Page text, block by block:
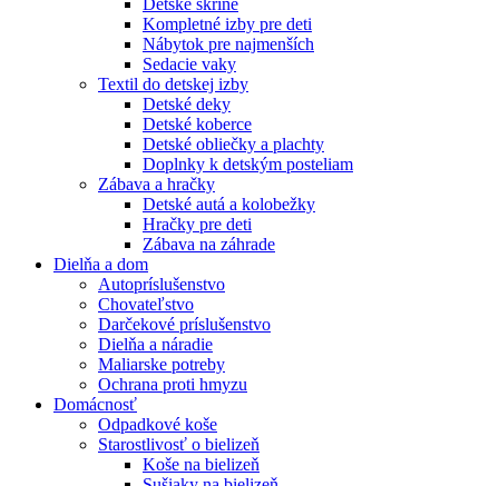
Kompletné izby pre deti
Nábytok pre najmenších
Sedacie vaky
Textil do detskej izby
Detské deky
Detské koberce
Detské obliečky a plachty
Doplnky k detským posteliam
Zábava a hračky
Detské autá a kolobežky
Hračky pre deti
Zábava na záhrade
Dielňa a dom
Autopríslušenstvo
Chovateľstvo
Darčekové príslušenstvo
Dielňa a náradie
Maliarske potreby
Ochrana proti hmyzu
Domácnosť
Odpadkové koše
Starostlivosť o bielizeň
Koše na bielizeň